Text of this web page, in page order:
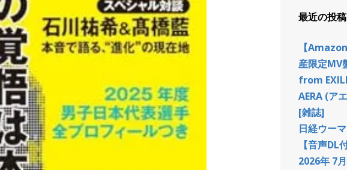
最近の投稿
【
産限定MV
from
AERA (ア
[雑誌]
日経ウー
【音声DL
2026年 7